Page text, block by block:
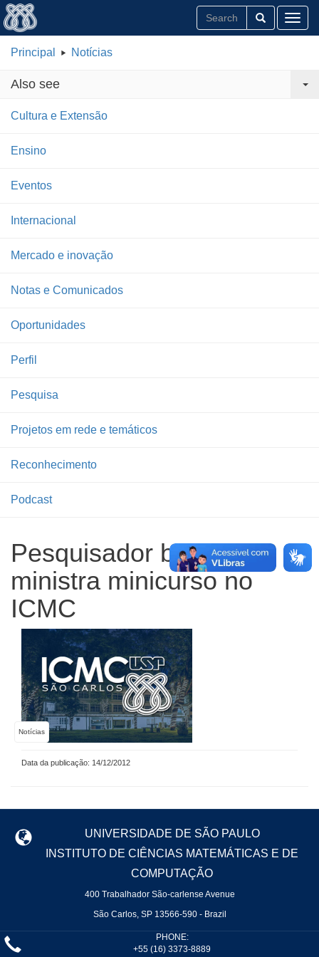
Principal Notícias
Also see
Cultura e Extensão
Ensino
Eventos
Internacional
Mercado e inovação
Notas e Comunicados
Oportunidades
Perfil
Pesquisa
Projetos em rede e temáticos
Reconhecimento
Podcast
Pesquisador britânico
ministra minicurso no
ICMC
Notícias
Data da publicação: 14/12/2012
UNIVERSIDADE DE SÃO PAULO
INSTITUTO DE CIÊNCIAS MATEMÁTICAS E DE
COMPUTAÇÃO
400 Trabalhador São-carlense Avenue
São Carlos, SP 13566-590 - Brazil
PHONE:
+55 (16) 3373-8889